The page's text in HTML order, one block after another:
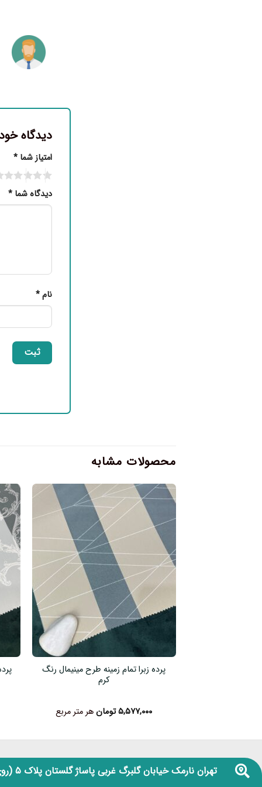
دیدگاه
امتیاز شما *
دیدگاه شما *
نام*
محصولات مشابه
پرده زبرا تمام زمینه طرح مینیمال رنگ
کرم
۵,۵۷۷,۰۰۰تومانهر متر مربع
تهران نارمک خیابان گلبرگ غربی پاساژ گلستان پلاک ۵